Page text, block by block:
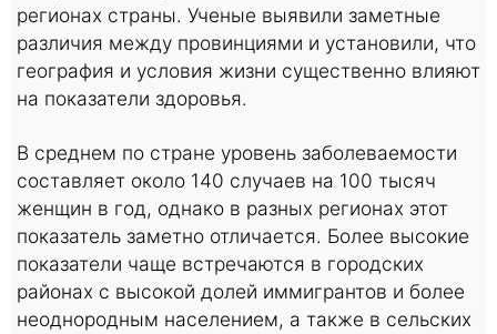
регионах страны. Ученые выявили заметные
различия между провинциями и установили, что
география и условия жизни существенно влияют
на показатели здоровья.
В среднем по стране уровень заболеваемости
составляет около 140 случаев на 100 тысяч
женщин в год, однако в разных регионах этот
показатель заметно отличается. Более высокие
показатели чаще встречаются в городских
районах с высокой долей иммигрантов и более
неоднородным населением, а также в сельских